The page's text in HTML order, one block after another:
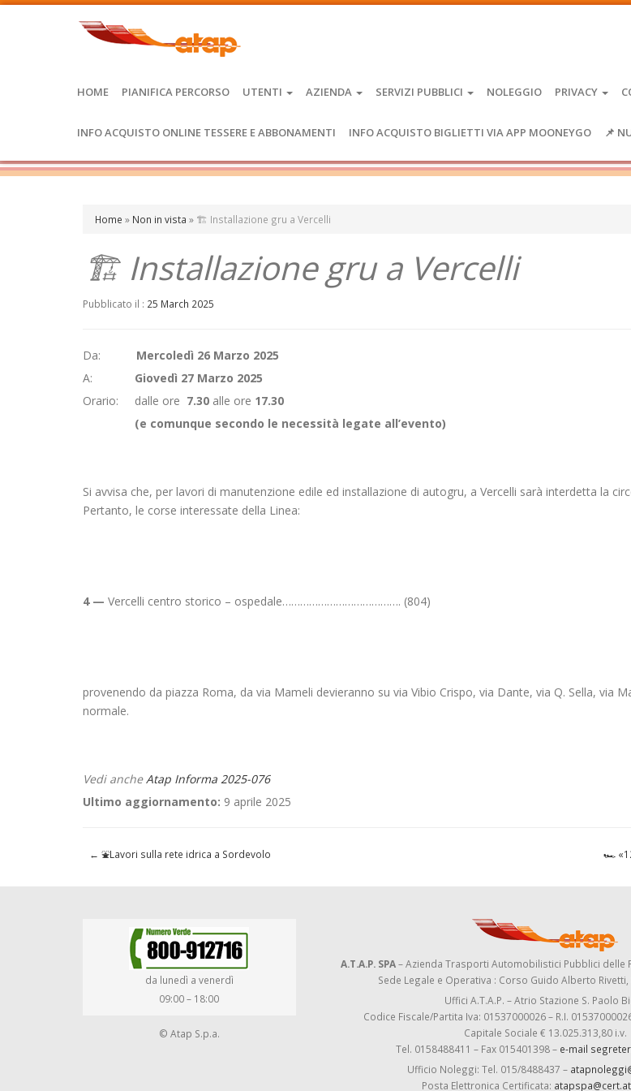
HOME PIANIFICA PERCORSO UTENTI AZIENDA SERVIZI PUBBLICI NOLEGGIO PRIVACY
INFO ACQUISTO ONLINE TESSERE E ABBONAMENTI INFO ACQUISTO BIGLIETTI VIA APP MOONEYGO 📌
Home » Non in vista » 🏗️ Installazione gru a Vercelli
🏗️ Installazione gru a Vercelli
Pubblicato il : 25 March 2025
Da: Mercoledì 26 Marzo 2025
A: Giovedì 27 Marzo 2025
Orario: dalle ore 7.30 alle ore 17.30
(e comunque secondo le necessità legate all’evento)
Si avvisa che, per lavori di manutenzione edile ed installazione di autogru, a Vercelli sarà interdetta la
Pertanto, le corse interessate della Linea:
4 — Vercelli centro storico – ospedale…………………………………. (804)
provenendo da piazza Roma, da via Mameli devieranno su via Vibio Crispo, via Dante, via Q. Sella, via
normale.
Vedi ancheAtap Informa 2025-076
Ultimo aggiornamento: 9 aprile 2025
← ⛲Lavori sulla rete idrica a Sordevolo 🏎️
da lunedì a venerdì
09:00 – 18:00
© Atap S.p.a.
A.T.A.P. SPA– Azienda Trasporti Automobilistici Pubblici delle
Sede Legale e Operativa : Corso Guido Alberto Rivetti,
Uffici A.T.A.P. – Atrio Stazione S. Paolo
Codice Fiscale/Partita Iva: 01537000026 – R.I.
Capitale Sociale € 13.025.313,80 i.v.
Tel. 0158488411 – Fax 015401398 – e-mail
Ufficio Noleggi: Tel. 015/8488437 –
Posta Elettronica Certificata: